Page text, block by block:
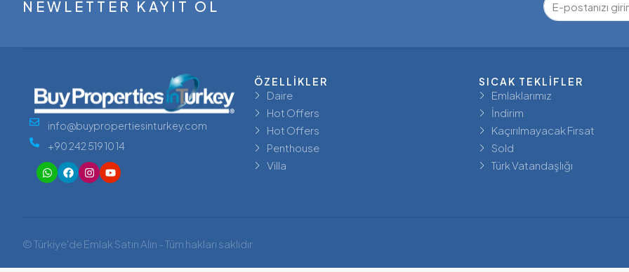
NEWLETTER KAYIT OL
info@buypropertiesinturkey.com
+90 242 519 10 14
ÖZELLİKLER
Daire
Hot Offers
Hot Offers
Penthouse
Villa
SICAK TEKLIFLER
Emlaklarımız
İndirim
Kaçırılmayacak Fırsat
Sold
Türk Vatandaşlığı
© Türkiye'de Emlak Satın Alın - Tüm hakları saklıdır